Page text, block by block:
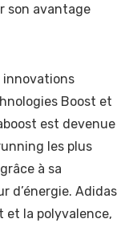
son avantage
innovations
Boost et
est devenue
les plus
à sa
d’énergie. Adidas
et la polyvalence,